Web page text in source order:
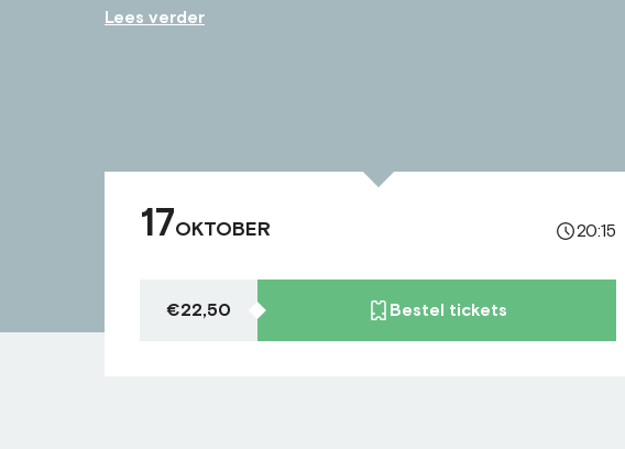
Lees verder
17OKTOBER 20:15
€22,50 Bestel tickets